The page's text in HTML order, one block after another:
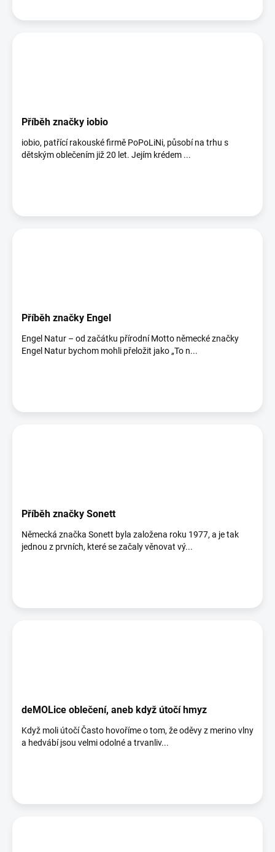
Příběh značky iobio
iobio, patřící rakouské firmě PoPoLiNi, působí na trhu s
dětským oblečením již 20 let. Jejím krédem ...
Příběh značky Engel
Engel Natur – od začátku přírodní Motto německé značky
Engel Natur bychom mohli přeložit jako „To n...
Příběh značky Sonett
Německá značka Sonett byla založena roku 1977, a je tak
jednou z prvních, které se začaly věnovat vý...
deMOLice oblečení, aneb když útočí hmyz
Když moli útočí Často hovoříme o tom, že oděvy z merino vlny
a hedvábí jsou velmi odolné a trvanliv...